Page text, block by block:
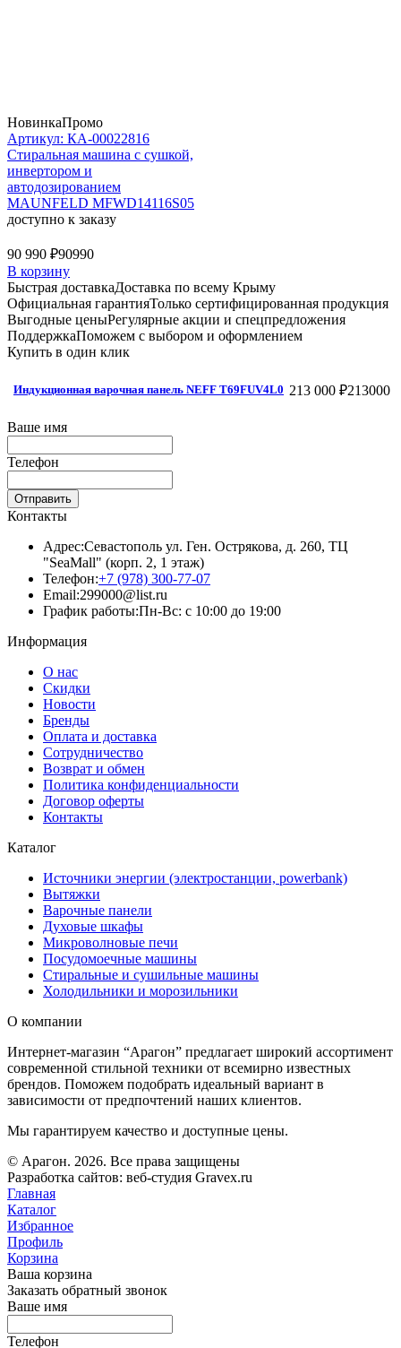
НовинкаПромо
Артикул: КА-00022816
Стиральная машина c сушкой,
инвертором и
автодозированием
MAUNFELD MFWD14116S05
доступно к заказу
90 990 ₽90990
В корзину
Быстрая доставкаДоставка по всему Крыму
Официальная гарантияТолько сертифицированная продукция
Выгодные ценыРегулярные акции и спецпредложения
ПоддержкаПоможем с выбором и оформлением
Купить в один клик
Индукционная варочная панель NEFF T69FUV4L0 213 000 ₽213000
Ваше имя
Телефон
Отправить
Контакты
Адрес:Севастополь ул. Ген. Острякова, д. 260, ТЦ
"SeaMall" (корп. 2, 1 этаж)
Телефон:+7 (978) 300-77-07
Email:299000@list.ru
График работы:Пн-Вс: с 10:00 до 19:00
Информация
О нас
Скидки
Новости
Бренды
Оплата и доставка
Сотрудничество
Возврат и обмен
Политика конфиденциальности
Договор оферты
Контакты
Каталог
Источники энергии (электростанции, powerbank)
Вытяжки
Варочные панели
Духовые шкафы
Микроволновые печи
Посудомоечные машины
Стиральные и сушильные машины
Холодильники и морозильники
О компании
Интернет-магазин “Арагон” предлагает широкий ассортимент
современной стильной техники от всемирно известных
брендов. Поможем подобрать идеальный вариант в
зависимости от предпочтений наших клиентов.
Мы гарантируем качество и доступные цены.
© Арагон. 2026. Все права защищены
Разработка сайтов: веб-студия Gravex.ru
Главная
Каталог
Избранное
Профиль
Корзина
Ваша корзина
Заказать обратный звонок
Ваше имя
Телефон